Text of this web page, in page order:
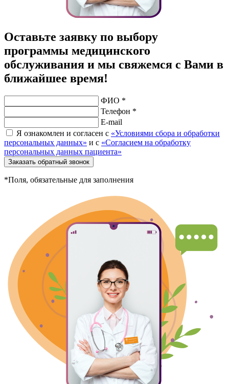
Оставьте заявку по выбору
программы медицинского
обслуживания и мы свяжемся с Вами в
ближайшее время!
ФИО *
Телефон *
E-mail
Я ознакомлен и согласен с «Условиями сбора и обработки
персональных данных» и с «Согласием на обработку
персональных данных пациента»
Заказать обратный звонок
*Поля, обязательные для заполнения